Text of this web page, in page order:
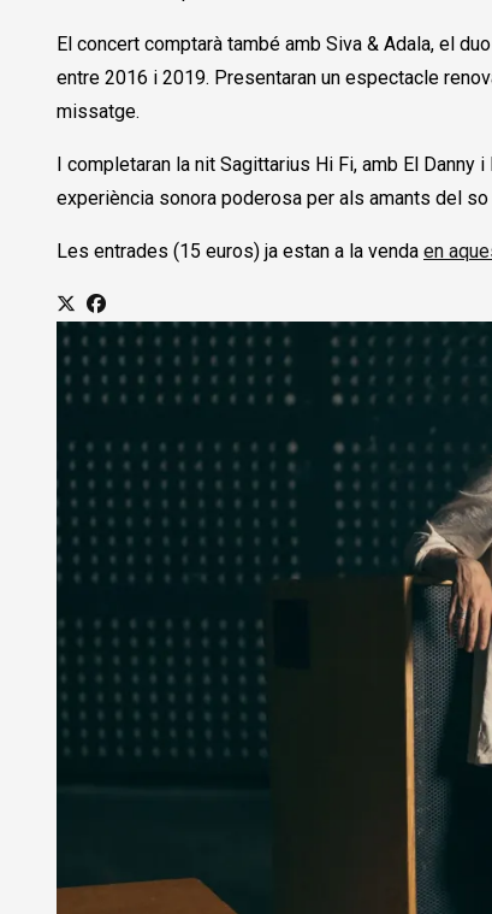
El concert comptarà també amb Siva & Adala, el
entre 2016 i 2019. Presentaran un espectacle
missatge.
I completaran la nit Sagittarius Hi Fi, amb El
experiència sonora poderosa per als amants del
Les entrades (15 euros) ja estan a la venda en